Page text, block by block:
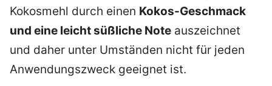
Kokosmehl durch einen Kokos-Geschmack
und eine leicht süßliche Note auszeichnet
und daher unter Umständen nicht für jeden
Anwendungszweck geeignet ist.